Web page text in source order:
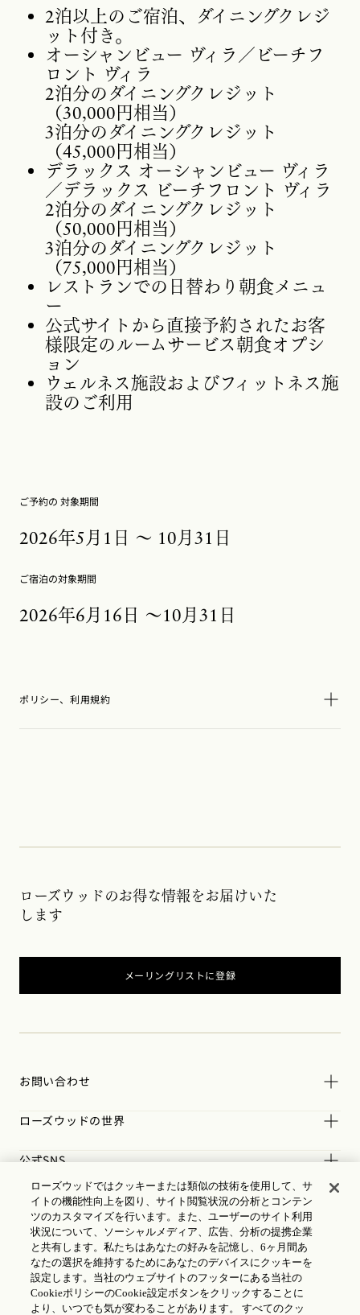
2泊以上のご宿泊、ダイニングクレジ
ット付き。
オーシャンビュー ヴィラ／ビーチフ
ロント ヴィラ
2泊分のダイニングクレジット
（30,000円相当）
3泊分のダイニングクレジット
（45,000円相当）
デラックス オーシャンビュー ヴィラ
／デラックス ビーチフロント ヴィラ
2泊分のダイニングクレジット
（50,000円相当）
3泊分のダイニングクレジット
（75,000円相当）
レストランでの日替わり朝食メニュ
ー
公式サイトから直接予約されたお客
様限定のルームサービス朝食オプシ
ョン
ウェルネス施設およびフィットネス施
設のご利用
ご予約の 対象期間
2026年5月1日 ～ 10月31日
ご宿泊の対象期間
2026年6月16日 ～10月31日
ポリシー、利用規約
ローズウッドのお得な情報をお届けいた
します
メーリングリストに登録
お問い合わせ
ローズウッドの世界
公式SNS
規約
ローズウッドではクッキーまたは類似の技術を使用して、サ
イトの機能性向上を図り、サイト閲覧状況の分析とコンテン
ツのカスタマイズを行います。また、ユーザーのサイト利用
状況について、ソーシャルメディア、広告、分析の提携企業
と共有します。私たちはあなたの好みを記憶し、6ヶ月間あ
なたの選択を維持するためにあなたのデバイスにクッキーを
設定します。当社のウェブサイトのフッターにある当社の
CookieポリシーのCookie設定ボタンをクリックすることに
より、いつでも気が変わることがあります。 すべてのクッ